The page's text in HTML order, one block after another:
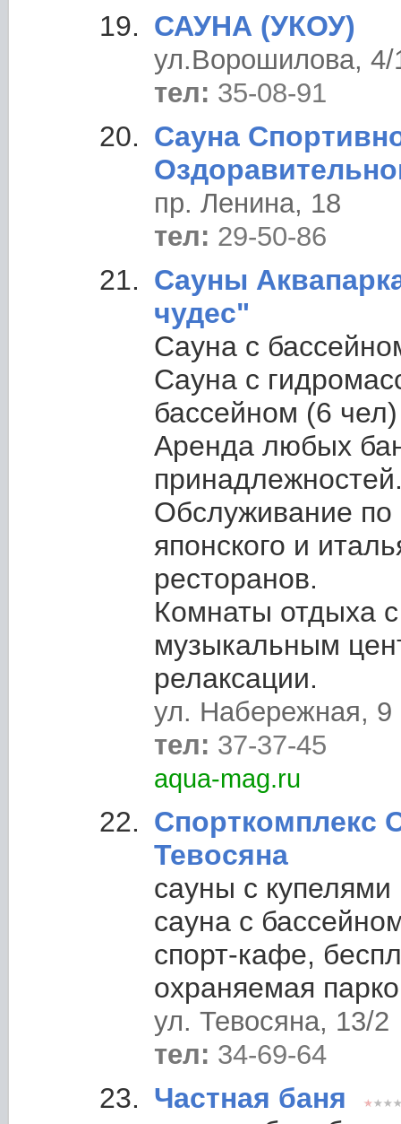
САУНА (УКОУ)
ул.Ворошилова, 4/
тел: 35-08-91
Сауна
пр. Ленина, 18
тел: 29-50-86
Сауны
чудес"
Сауна с
Сауна с
бассейном (6 чел)
Аренда любых
Обслуживание
японского и
ресторанов.
Комнаты отдыха
музыкальным
релаксации.
ул. Набережная, 9
тел: 37-37-45
aqua-mag.ru
Тевосяна
сауны с купелями
сауна с
спорт-кафе,
охраняемая
ул. Тевосяна, 13/2
тел: 34-69-64
Частная баня